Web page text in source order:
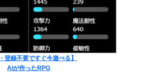
登録不要ですぐ今遊べる】
AIが作ったRPG